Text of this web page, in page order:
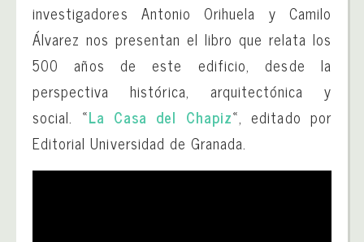
investigadores Antonio Orihuela y Camilo
Álvarez nos presentan el libro que relata los
500 años de este edificio, desde la
perspectiva histórica, arquitectónica y
social. «La Casa del Chapiz«, editado por
Editorial Universidad de Granada.